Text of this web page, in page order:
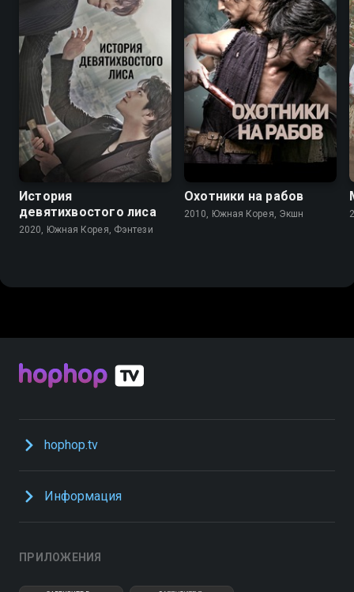
8.4
История
девятихвостого лиса
2020, Южная Корея, Фэнтези
7.7 8.5
Охотники на рабов
2010, Южная Корея, Экшн
hophop.tv
Информация
ПРИЛОЖЕНИЯ